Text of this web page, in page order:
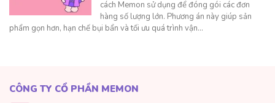
cách Memon sử dụng để đóng gói các đơn
hàng số lượng lớn. Phương án này giúp sản
phẩm gọn hơn, hạn chế bụi bẩn và tối ưu quá trình vận…
CÔNG TY CỔ PHẦN MEMON